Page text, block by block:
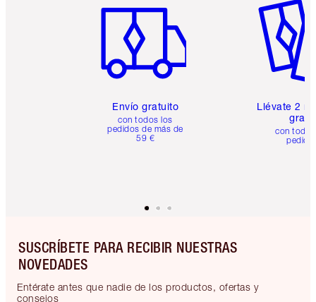
Envío gratuito
con todos los
pedidos de más de
59 €
Llévate 2
gratis
con
SUSCRÍBETE PARA RECIBIR NUESTRAS
NOVEDADES
Entérate antes que nadie de los productos, ofertas y
consejos